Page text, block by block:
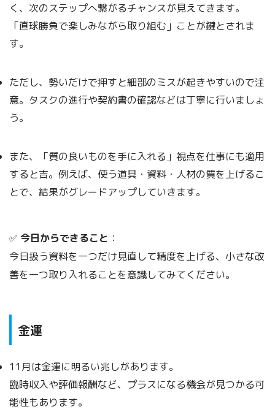
く、次のステップへ繋がるチャンスが見えてきます。
「直球勝負で楽しみながら取り組む」ことが鍵とされま
す。
ただし、勢いだけで押すと細部のミスが起きやすいので注
意。タスクの進行や契約書の確認などは丁寧に行いましょ
う。
また、「質の良いものを手に入れる」視点を仕事にも適用
すると吉。例えば、使う道具・資料・人材の質を上げるこ
とで、結果がグレードアップしていきます。
✅ 今日からできること ：
今日扱う資料を一つだけ見直して精度を上げる、小さな改
善を一つ取り入れることを意識してみてください。
金運
11月は金運に明るい兆しがあります。
臨時収入や評価報酬など、プラスになる機会が見つかる可
能性もあります。